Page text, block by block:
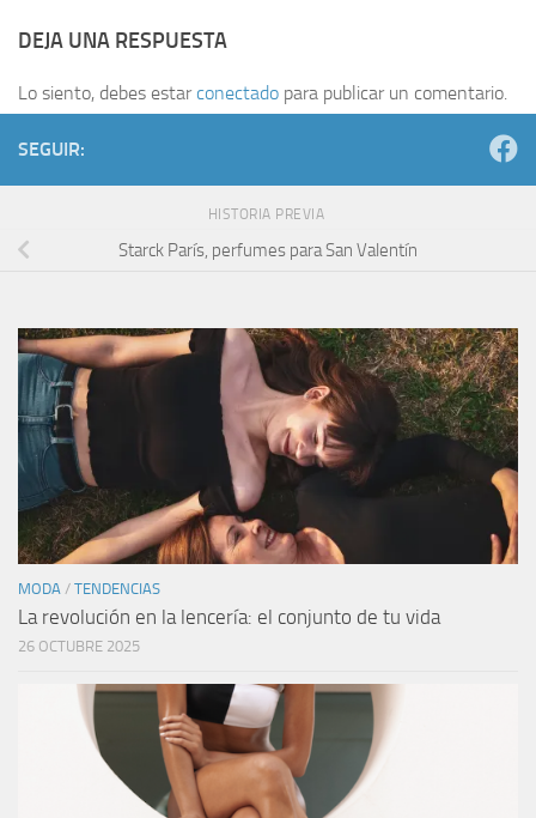
DEJA UNA RESPUESTA
Lo siento, debes estar conectado para publicar un comentario.
SEGUIR:
HISTORIA PREVIA
Starck París, perfumes para San Valentín
MODA / TENDENCIAS
La revolución en la lencería: el conjunto de tu vida
26 OCTUBRE 2025